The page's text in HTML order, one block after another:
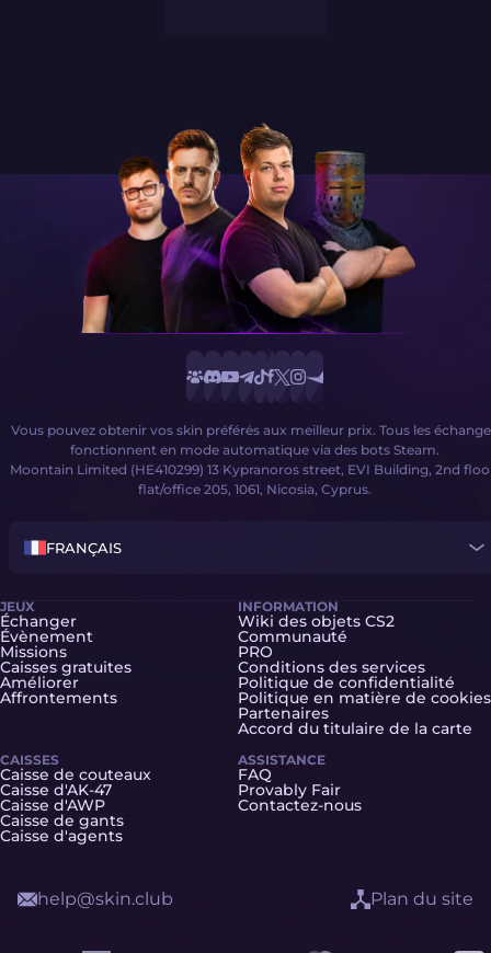
Vous pouvez obtenir vos skin préférés aux meilleur prix. Tous les
fonctionnent en mode automatique via des bots Steam.
Moontain Limited (HE410299) 13 Kypranoros street, EVI Building, 2nd
flat/office 205, 1061, Nicosia, Cyprus.
FRANÇAIS
JEUX
Échanger
Évènement
Missions
Caisses gratuites
Améliorer
Affrontements
CAISSES
Caisse de couteaux
Caisse d'AK-47
Caisse d'AWP
Caisse de gants
Caisse d'agents
INFORMATION
Wiki des objets CS2
Communauté
PRO
Conditions des services
Politique de confidentialité
Politique en matière de cookies
Partenaires
Accord du titulaire de la carte
ASSISTANCE
FAQ
Provably Fair
Contactez-nous
help@skin.club Plan du site